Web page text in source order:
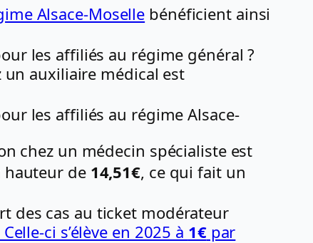
Alsace-Moselle bénéficient ainsi
les affiliés au régime général ?
auxiliaire médical est
les affiliés au régime Alsace-
chez un médecin spécialiste est
hauteur de 14,51€, ce qui fait un
des cas au ticket modérateur
ci s’élève en 2025 à 1€par